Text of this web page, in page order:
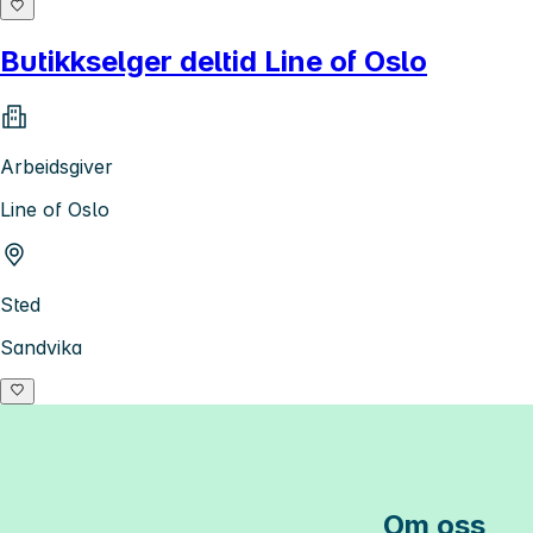
Butikkselger deltid Line of Oslo
Arbeidsgiver
Line of Oslo
Sted
Sandvika
Om oss